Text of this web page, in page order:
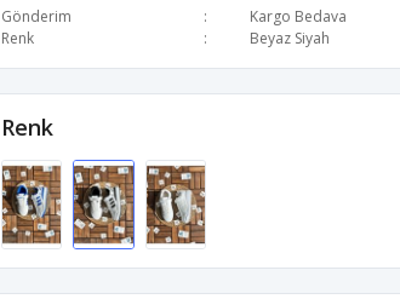
Gönderim
Kargo Bedava
Renk
Beyaz Siyah
Renk